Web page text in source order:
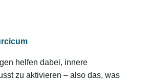
helfen dabei, innere
zu aktivieren – also das, was